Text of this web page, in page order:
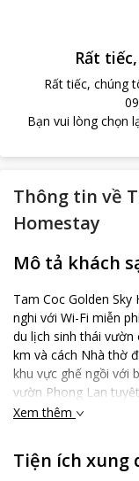
Rất
Rất tiếc, chúng
Bạn vui lòng chọn
Thông tin về
Homestay
Mô tả khách
Tam Coc Golden
nghi với Wi-Fi miễn
du lịch sinh thái vườn
km và cách Nhà thờ
khu vực ghế ngồi với
vườn Phong Lan
hàng ngày tại chỗ
nghỉ này cũng được
Xem thêm
Tiện ích xung